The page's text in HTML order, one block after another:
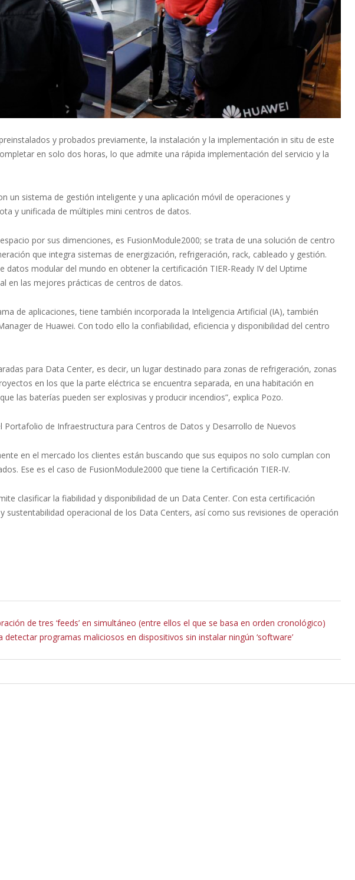
y probados previamente, la instalación y la implementación in situ de este
en solo dos horas, lo que admite una rápida implementación del servicio y la
un sistema de gestión inteligente y una aplicación móvil de operaciones y
y unificada de múltiples mini centros de datos.
por sus dimenciones, es FusionModule2000; se trata de una solución de centro
que integra sistemas de energización, refrigeración, rack, cableado y gestión.
modular del mundo en obtener la certificación TIER-Ready IV del Uptime
en las mejores prácticas de centros de datos.
de aplicaciones, tiene también incorporada la Inteligencia Artificial (IA), también
de Huawei. Con todo ello la confiabilidad, eficiencia y disponibilidad del centro
para Data Center, es decir, un lugar destinado para zonas de refrigeración, zonas
en los que la parte eléctrica se encuentra separada, en una habitación en
las baterías pueden ser explosivas y producir incendios”, explica Pozo.
Portafolio de Infraestructura para Centros de Datos y Desarrollo de Nuevos
en el mercado los clientes están buscando que sus equipos no solo cumplan con
Ese es el caso de FusionModule2000 que tiene la Certificación TIER-IV.
clasificar la fiabilidad y disponibilidad de un Data Center. Con esta certificación
sustentabilidad operacional de los Data Centers, así como sus revisiones de operación
de tres ‘feeds’ en simultáneo (entre ellos el que se basa en orden cronológico)
programas maliciosos en dispositivos sin instalar ningún ‘software’